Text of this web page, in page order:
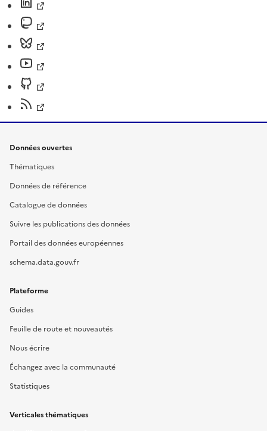
Données ouvertes
Thématiques
Données de référence
Catalogue de données
Suivre les publications des données
Portail des données européennes
schema.data.gouv.fr
Plateforme
Guides
Feuille de route et nouveautés
Nous écrire
Échangez avec la communauté
Statistiques
Verticales thématiques